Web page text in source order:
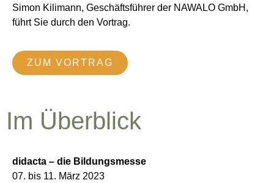
Simon Kilimann, Geschäftsführer der NAWALO GmbH,
führt Sie durch den Vortrag.
ZUM VORTRAG
Im Überblick
didacta – die Bildungsmesse
07. bis 11. März 2023